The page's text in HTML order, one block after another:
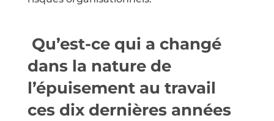
Qu’est-ce qui a changé
dans la nature de
l’épuisement au travail
ces dix dernières années